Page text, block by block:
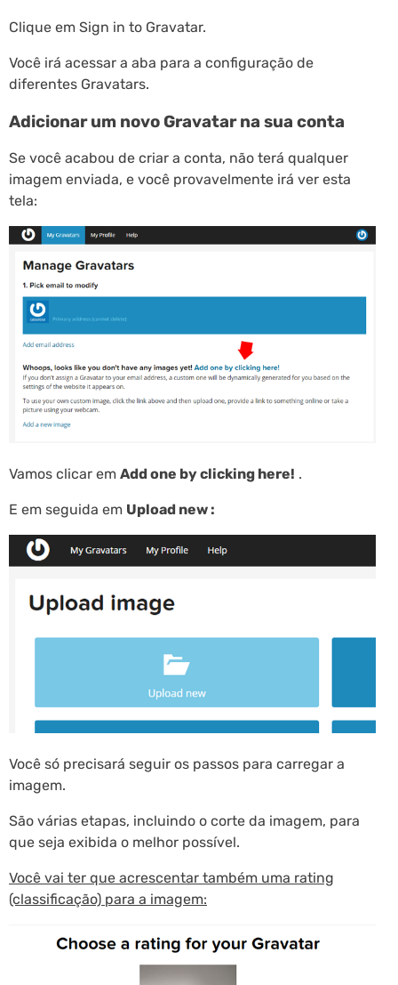
Clique em Sign in to Gravatar.
Você irá acessar a aba para a configuração de
diferentes Gravatars.
Adicionar um novo Gravatar na sua conta
Se você acabou de criar a conta, não terá qualquer
imagem enviada, e você provavelmente irá ver esta
tela:
Vamos clicar em Add one by clicking here! .
E em seguida em Upload new :
Você só precisará seguir os passos para carregar a
imagem.
São várias etapas, incluindo o corte da imagem, para
que seja exibida o melhor possível.
Você vai ter que acrescentar também uma rating
(classificação) para a imagem: